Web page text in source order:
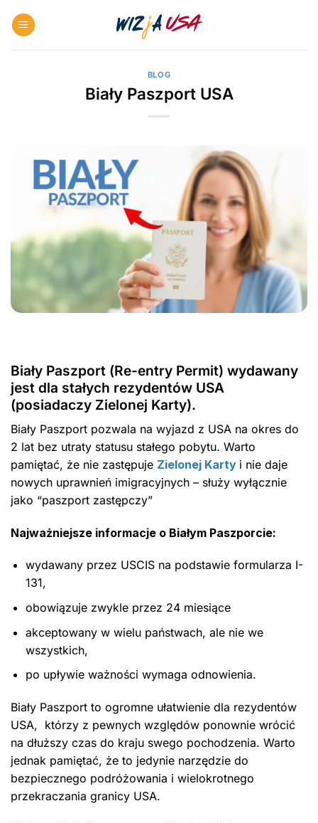
BLOG
Biały Paszport USA
Biały Paszport (Re-entry Permit) wydawany
jest dla stałych rezydentów USA
(posiadaczy Zielonej Karty).
Biały Paszport pozwala na wyjazd z USA na okres do
2 lat bez utraty statusu stałego pobytu. Warto
pamiętać, że nie zastępuje Zielonej Karty i nie daje
nowych uprawnień imigracyjnych – służy wyłącznie
jako “paszport zastępczy”
Najważniejsze informacje o Białym Paszporcie:
wydawany przez USCIS na podstawie formularza I-
131,
obowiązuje zwykle przez 24 miesiące
akceptowany w wielu państwach, ale nie we
wszystkich,
po upływie ważności wymaga odnowienia.
Biały Paszport to ogromne ułatwienie dla rezydentów
USA, którzy z pewnych względów ponownie wrócić
na dłuższy czas do kraju swego pochodzenia. Warto
jednak pamiętać, że to jedynie narzędzie do
bezpiecznego podróżowania i wielokrotnego
przekraczania granicy USA.